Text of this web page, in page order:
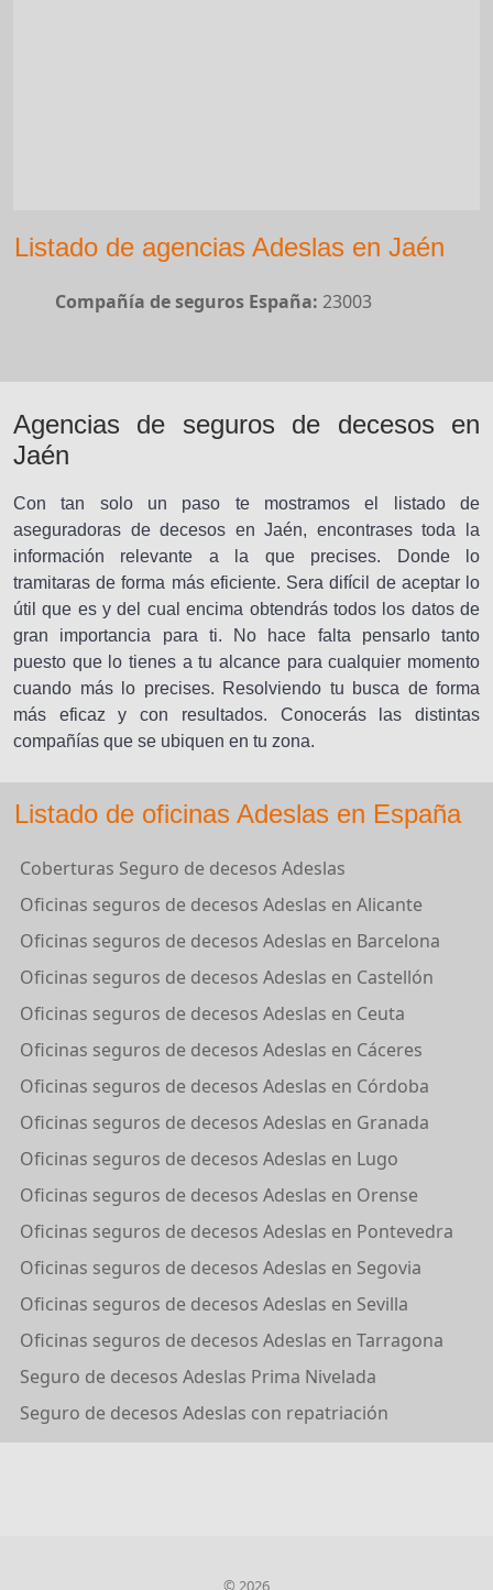
Listado de agencias Adeslas en Jaén
Compañía de seguros España: 23003
Agencias de seguros de decesos en
Jaén
Con tan solo un paso te mostramos el listado de
aseguradoras de decesos en Jaén, encontrases toda la
información relevante a la que precises. Donde lo
tramitaras de forma más eficiente. Sera difícil de aceptar lo
útil que es y del cual encima obtendrás todos los datos de
gran importancia para ti. No hace falta pensarlo tanto
puesto que lo tienes a tu alcance para cualquier momento
cuando más lo precises. Resolviendo tu busca de forma
más eficaz y con resultados. Conocerás las distintas
compañías que se ubiquen en tu zona.
Listado de oficinas Adeslas en España
Coberturas Seguro de decesos Adeslas
Oficinas seguros de decesos Adeslas en Alicante
Oficinas seguros de decesos Adeslas en Barcelona
Oficinas seguros de decesos Adeslas en Castellón
Oficinas seguros de decesos Adeslas en Ceuta
Oficinas seguros de decesos Adeslas en Cáceres
Oficinas seguros de decesos Adeslas en Córdoba
Oficinas seguros de decesos Adeslas en Granada
Oficinas seguros de decesos Adeslas en Lugo
Oficinas seguros de decesos Adeslas en Orense
Oficinas seguros de decesos Adeslas en Pontevedra
Oficinas seguros de decesos Adeslas en Segovia
Oficinas seguros de decesos Adeslas en Sevilla
Oficinas seguros de decesos Adeslas en Tarragona
Seguro de decesos Adeslas Prima Nivelada
Seguro de decesos Adeslas con repatriación
© 2026